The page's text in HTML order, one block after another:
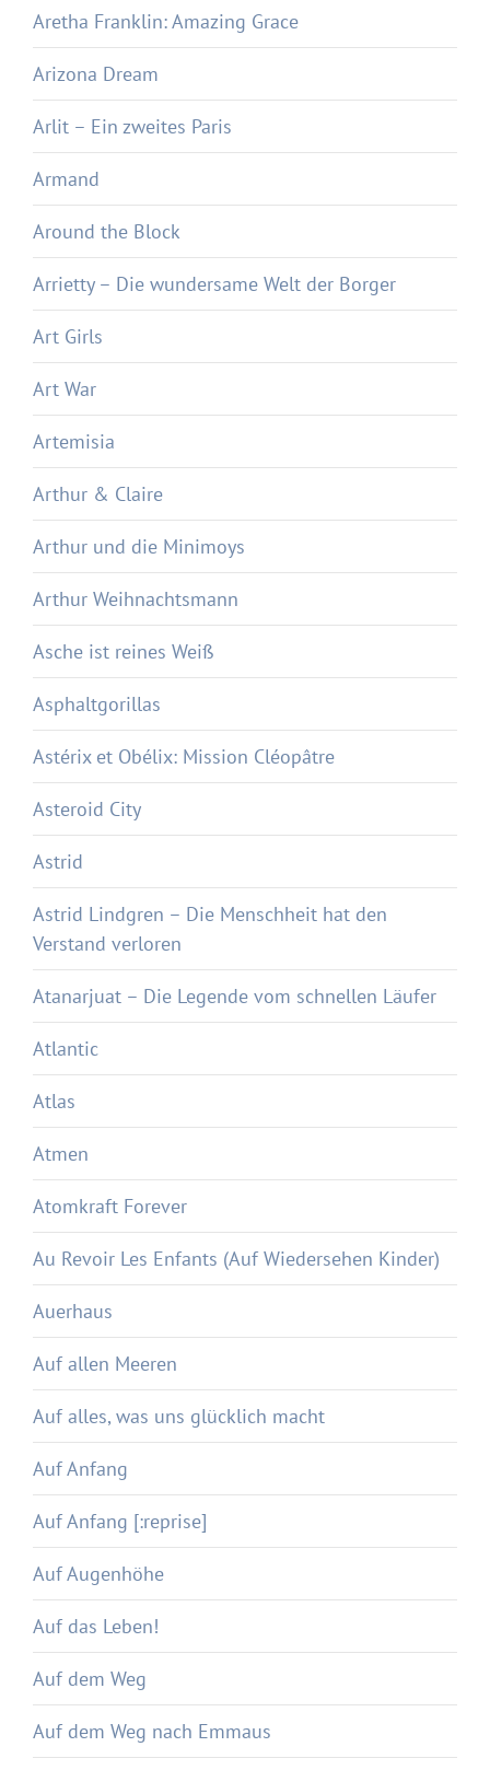
Aretha Franklin: Amazing Grace
Arizona Dream
Arlit – Ein zweites Paris
Armand
Around the Block
Arrietty – Die wundersame Welt der Borger
Art Girls
Art War
Artemisia
Arthur & Claire
Arthur und die Minimoys
Arthur Weihnachtsmann
Asche ist reines Weiß
Asphaltgorillas
Astérix et Obélix: Mission Cléopâtre
Asteroid City
Astrid
Astrid Lindgren – Die Menschheit hat den
Verstand verloren
Atanarjuat – Die Legende vom schnellen Läufer
Atlantic
Atlas
Atmen
Atomkraft Forever
Au Revoir Les Enfants (Auf Wiedersehen Kinder)
Auerhaus
Auf allen Meeren
Auf alles, was uns glücklich macht
Auf Anfang
Auf Anfang [:reprise]
Auf Augenhöhe
Auf das Leben!
Auf dem Weg
Auf dem Weg nach Emmaus